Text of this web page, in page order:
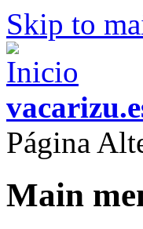
Skip to
Página
Main